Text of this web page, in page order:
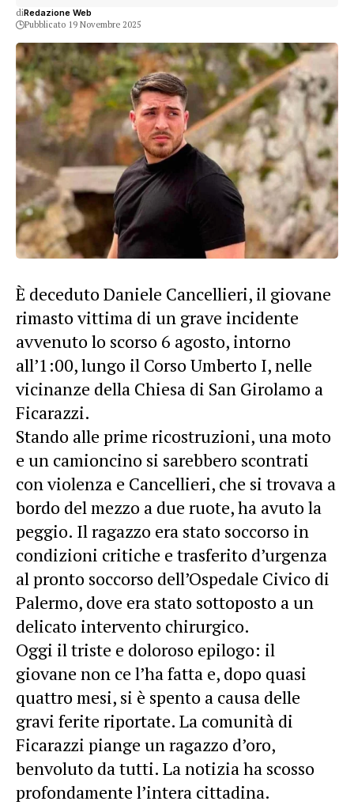
diRedazione Web
Pubblicato 19 Novembre 2025
È deceduto Daniele Cancellieri, il giovane
rimasto vittima di un grave incidente
avvenuto lo scorso 6 agosto, intorno
all’1:00, lungo il Corso Umberto I, nelle
vicinanze della Chiesa di San Girolamo a
Ficarazzi.
Stando alle prime ricostruzioni, una moto
e un camioncino si sarebbero scontrati
con violenza e Cancellieri, che si trovava a
bordo del mezzo a due ruote, ha avuto la
peggio. Il ragazzo era stato soccorso in
condizioni critiche e trasferito d’urgenza
al pronto soccorso dell’Ospedale Civico di
Palermo, dove era stato sottoposto a un
delicato intervento chirurgico.
Oggi il triste e doloroso epilogo: il
giovane non ce l’ha fatta e, dopo quasi
quattro mesi, si è spento a causa delle
gravi ferite riportate. La comunità di
Ficarazzi piange un ragazzo d’oro,
benvoluto da tutti. La notizia ha scosso
profondamente l’intera cittadina.